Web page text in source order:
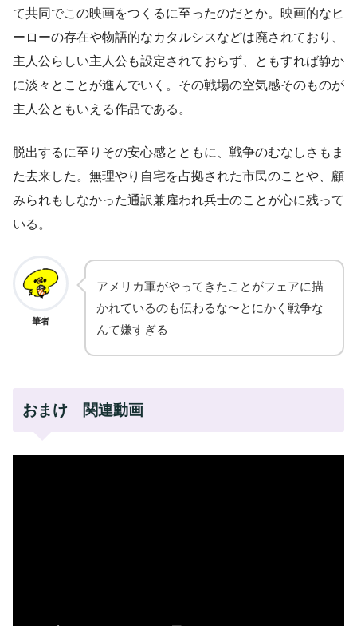
て共同でこの映画をつくるに至ったのだとか。映画的なヒ
ーローの存在や物語的なカタルシスなどは廃されており、
主人公らしい主人公も設定されておらず、ともすれば静か
に淡々とことが進んでいく。その戦場の空気感そのものが
主人公ともいえる作品である。
脱出するに至りその安心感とともに、戦争のむなしさもま
た去来した。無理やり自宅を占拠された市民のことや、顧
みられもしなかった通訳兼雇われ兵士のことが心に残って
いる。
筆者
アメリカ軍がやってきたことがフェアに描
かれているのも伝わるな〜とにかく戦争な
んて嫌すぎる
おまけ 関連動画